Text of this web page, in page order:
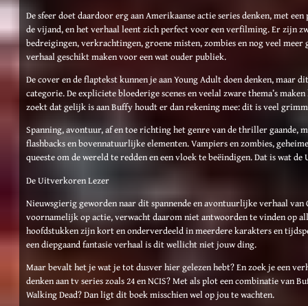
De sfeer doet daardoor erg aan Amerikaanse actie series denken, met
de vijand, en het verhaal leent zich perfect voor een verfilming. Er zijn
bedreigingen, verkrachtingen, groene misten, zombies en nog veel meer
verhaal geschikt maken voor een wat ouder publiek.
De cover en de flaptekst kunnen je aan Young Adult doen denken, maar
categorie. De expliciete bloederige scenes en veelal zware thema’s
zoekt dat gelijk is aan Buffy houdt er dan rekening mee: dit is veel
Spanning, avontuur, af en toe richting het genre van de thriller gaande,
flashbacks en bovennatuurlijke elementen. Vampiers en zombies,
queeste om de wereld te redden en een vloek te beëindigen. Dat is wat
De Uitverkoren Lezer
Nieuwsgierig geworden naar dit spannende en avontuurlijke verhaal van
voornamelijk op actie, verwacht daarom niet antwoorden te vinden op
hoofdstukken zijn kort en onderverdeeld in meerdere karakters en
een diepgaand fantasie verhaal is dit wellicht niet jouw ding.
Maar bevalt het je wat je tot dusver hier gelezen hebt? En zoek je een
denken aan tv series zoals 24 en NCIS? Met als plot een combinatie van
Walking Dead? Dan ligt dit boek misschien wel op jou te wachten.